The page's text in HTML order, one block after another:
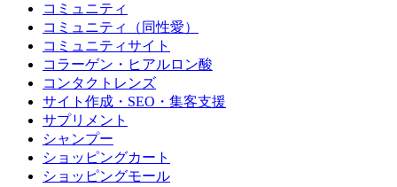
コミュニティ
コミュニティ（同性愛）
コミュニティサイト
コラーゲン・ヒアルロン酸
コンタクトレンズ
サイト作成・SEO・集客支援
サプリメント
シャンプー
ショッピングカート
ショッピングモール